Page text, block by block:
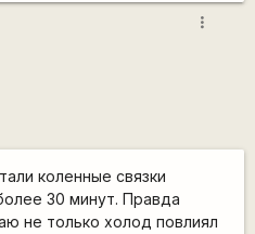
more_vert
коленные связки
30 минут. Правда
не только холод повлиял